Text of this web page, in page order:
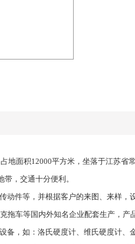
面积12000平方米，坐落于江苏省
，交通十分便利。
件等，并根据客户的来图、来样，
车等国内外知名企业配套生产，产
，如：洛氏硬度计、维氏硬度计、